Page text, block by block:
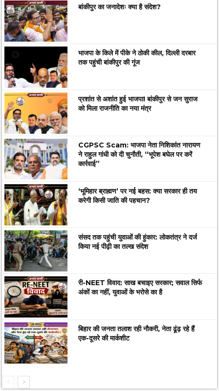
बांकीपुर का जनादेशः क्या है संदेश?
भाजपा के किले में पीके ने ठोकी कील, दिल्ली दरबार
तक पहुंची बांकीपुर की गूंज
प्रशांत से अशांत हुई भाजपा! बांकीपुर से जन सुराज
को मिला राजनीति का नया मंत्र
CGPSC Scam: भाजपा नेता निशिकांत नारायण
ने राहुल गांधी को दी चुनौती, “भूपेश बघेल पर करें
कार्रवाई”
‘भूमिहार ब्राह्मण’ पर नई बहस: क्या सरकार ही तय
करेगी किसी जाति की पहचान?
संसद तक पहुंची युवाओं की हुंकार: लोकतंत्र ने दर्ज
किया नई पीढ़ी का तल्ख संदेश
री-NEET विवाद: साख बचाइए सरकार; सवाल सिर्फ
अंकों का नहीं, युवाओं के भरोसे का है
बिहार की जनता तलाश रही नौकरी, नेता ढूंढ़ रहे हैं
एक-दूसरे की मार्कशीट